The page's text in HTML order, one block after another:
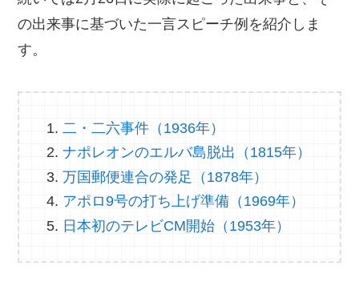
の出来事に基づいた一言スピーチ例を紹介しま
す。
二・二六事件（1936年）
ナポレオンのエルバ島脱出（1815年）
万国郵便連合の発足（1878年）
アポロ9号の打ち上げ準備（1969年）
日本初のテレビCM開始（1953年）